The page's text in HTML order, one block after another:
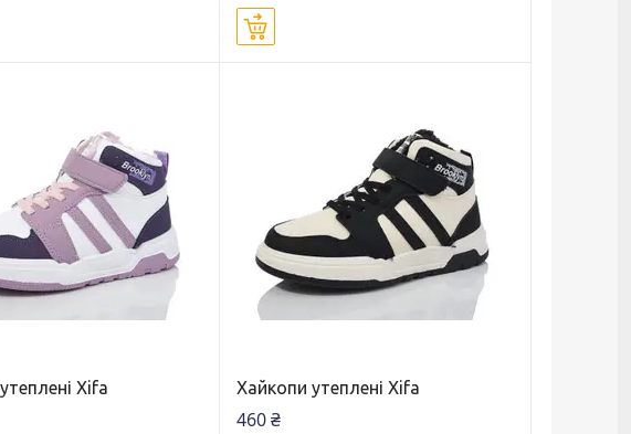
Xifa Хайкопи утеплені Xifa
460 ₴